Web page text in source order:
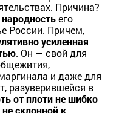
Причина?
народностьего
России. Причем,
усиленная
. Он — свой для
и даже для
разуверившейся в
от плоти не шибко
склонной к